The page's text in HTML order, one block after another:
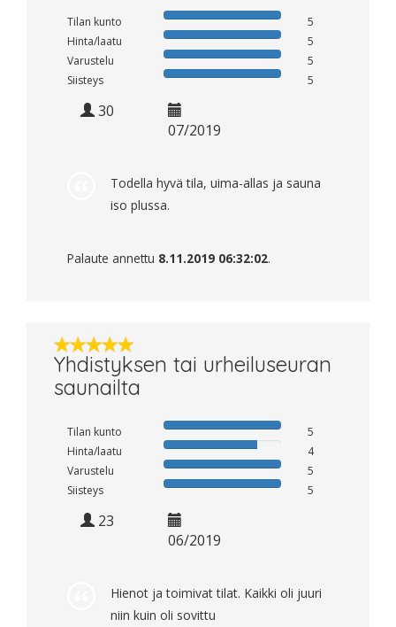
Tilan kunto
5
Hinta/laatu
5
Varustelu
5
Siisteys
5
30
07/2019
Todella hyvä tila, uima-allas ja sauna
iso plussa.
Palaute annettu 8.11.2019 06:32:02.
Yhdistyksen tai urheiluseuran
saunailta
Tilan kunto
5
Hinta/laatu
4
Varustelu
5
Siisteys
5
23
06/2019
Hienot ja toimivat tilat. Kaikki oli juuri
niin kuin oli sovittu